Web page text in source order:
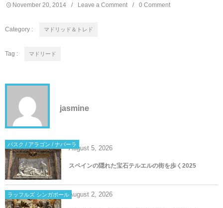
November 20 2014 Leave a Comment 0 Comment
Category : マドリッド＆トレド
Tag : マドリード
jasmine
バスク / アラゴン / ナバーラAugust 5, 2026
スペインの隠れた宝石テルエルの街を歩く2025
ラッフルズ シンガポールAugust 2, 2026